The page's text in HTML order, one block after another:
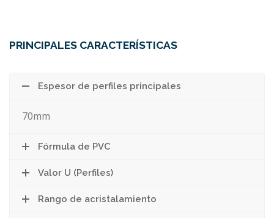
PRINCIPALES CARACTERÍSTICAS
Espesor de perfiles principales
70mm
Fórmula de PVC
Valor U (Perfiles)
Rango de acristalamiento